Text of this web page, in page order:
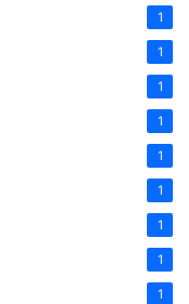
1
1
1
1
1
1
1
1
1